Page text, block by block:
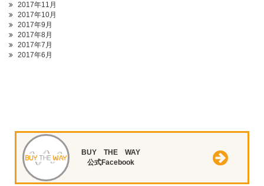
2017年11月
2017年10月
2017年9月
2017年8月
2017年7月
2017年6月
BUY THE WAY
公式Facebook